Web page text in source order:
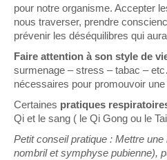
pour notre organisme. Accepter
nous traverser, prendre
prévenir les déséquilibres qui
Faire attention à son style de
surmenage – stress – tabac –
nécessaires pour promouvoir
Certaines pratiques
Qi et le sang ( le Qi Gong ou le
Petit conseil pratique : Mettre
nombril et symphyse pubienne),